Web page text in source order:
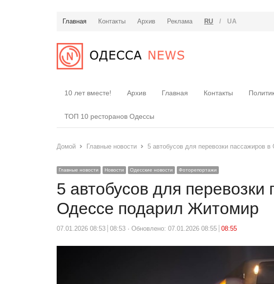
Главная Контакты Архив Реклама RU / UA
10 лет вместе! Архив Главная Контакты
ТОП 10 ресторанов Одессы
Домой Главные новости 5 автобусов для перевозки пассажиров
Главные новости Новости Одесские новости Фоторепортажи
5 автобусов для перевозки
Одессе подарил Житомир
07.01.2026 08:53 08:53 Обновлено: 07.01.2026 08:55 08:55